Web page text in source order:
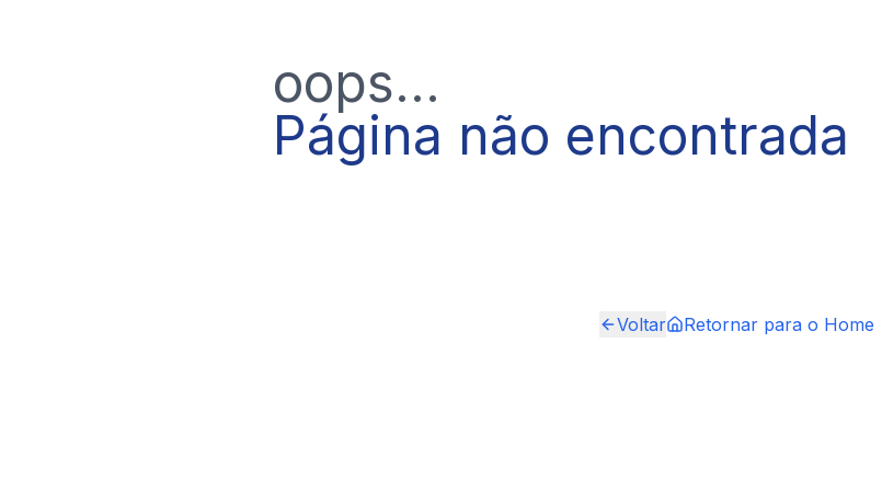
oops...
Página não encontrada
Voltar Retornar para o Home